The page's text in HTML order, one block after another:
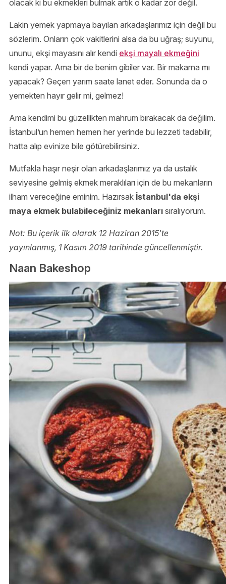
olacak ki bu ekmekleri bulmak artık o kadar zor değil.
Lakin yemek yapmaya bayılan arkadaşlarımız için değil bu
sözlerim. Onların çok vakitlerini alsa da bu uğraş; suyunu,
ununu, ekşi mayasını alır kendi ekşi mayalı ekmeğini
kendi yapar. Ama bir de benim gibiler var. Bir makarna mı
yapacak? Geçen yarım saate lanet eder. Sonunda da o
yemekten hayır gelir mi, gelmez!
Ama kendimi bu güzellikten mahrum bırakacak da değilim.
İstanbul’un hemen hemen her yerinde bu lezzeti tadabilir,
hatta alıp evinize bile götürebilirsiniz.
Mutfakla haşır neşir olan arkadaşlarımız ya da ustalık
seviyesine gelmiş ekmek meraklıları için de bu mekanların
ilham vereceğine eminim. Hazırsak İstanbul'da ekşi
maya ekmek bulabileceğiniz mekanları sıralıyorum.
Not: Bu içerik ilk olarak 12 Haziran 2015'te
yayınlanmış, 1 Kasım 2019 tarihinde güncellenmiştir.
Naan Bakeshop